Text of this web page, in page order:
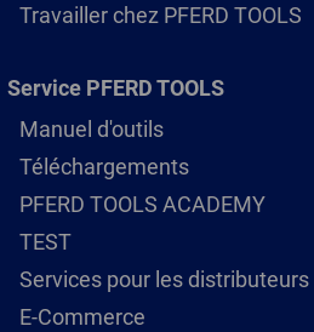
Travailler chez PFERD TOOLS
Service PFERD TOOLS
Manuel d'outils
Téléchargements
PFERD TOOLS ACADEMY
TEST
Services pour les distributeurs
E-Commerce